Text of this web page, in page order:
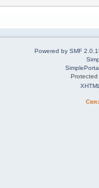
Powered by SMF